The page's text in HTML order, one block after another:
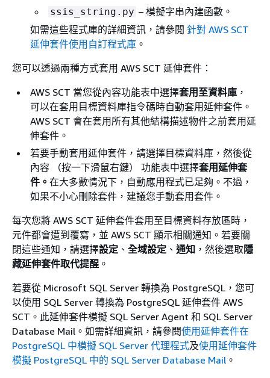
ssis_string.py – 模擬字串內建函數。
如需這些程式庫的詳細資訊，請參閱 針對 AWS SCT
延伸套件使用自訂程式庫 。
您可以透過兩種方式套用 AWS SCT 延伸套件：
AWS SCT 當您從內容功能表中選擇套用至資料庫 ，
可以在套用目標資料庫指令碼時自動套用延伸套件。
AWS SCT 會在套用所有其他結構描述物件之前套用延
伸套件。
若要手動套用延伸套件，請選擇目標資料庫，然後從
內容 （按一下滑鼠右鍵） 功能表中選擇套用延伸套
件。 在大多數情況下，自動應用程式已足夠。不過，
如果不小心刪除套件，建議您手動套用套件。
每次您將 AWS SCT 延伸套件套用至目標資料存放區時，
元件都會遭到覆寫，並 AWS SCT 顯示相關通知。若要關
閉這些通知，請選擇設定 、 全域設定 、 通知 ，然後選取 隱
藏延伸套件取代提醒 。
若要從 Microsoft SQL Server 轉換為 PostgreSQL，您可
以使用 SQL Server 轉換為 PostgreSQL 延伸套件 AWS
SCT。此延伸套件模擬 SQL Server Agent 和 SQL Server
Database Mail。如需詳細資訊，請參閱使用延伸套件在
PostgreSQL 中模擬 SQL Server 代理程式及使用延伸套件
模擬 PostgreSQL 中的 SQL Server Database Mail 。